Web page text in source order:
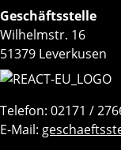
Geschäftsstelle
Wilhelmstr. 16
51379 Leverkusen
Telefon: 02171 /
E-Mail: